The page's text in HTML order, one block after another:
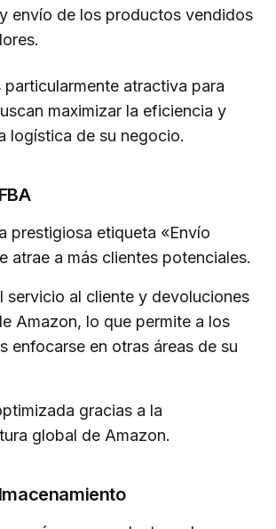
envío de los productos vendidos
particularmente atractiva para
maximizar la eficiencia y
logística de su negocio.
prestigiosa etiqueta «Envío
atrae a más clientes potenciales.
servicio al cliente y devoluciones
Amazon, lo que permite a los
enfocarse en otras áreas de su
gracias a la
global de Amazon.